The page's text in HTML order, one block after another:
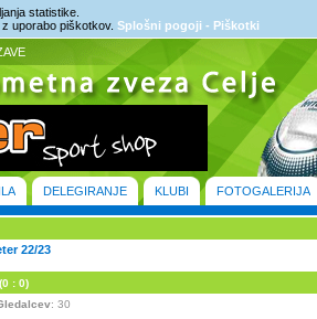
statistike.
uporabo piškotkov. Splošni pogoji - Piškotki
DELEGIRANJE KLUBI FOTOGALERIJA
22/23
: 0)
: 30